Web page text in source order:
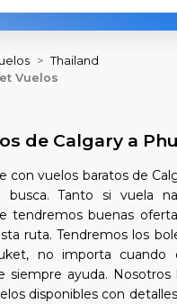
Thailand
Vuelos
de Calgary a
con vuelos baratos de
Tanto si vuela
tendremos buenas
ruta. Tendremos los
no importa cuando
siempre ayuda. Nosotros
disponibles con